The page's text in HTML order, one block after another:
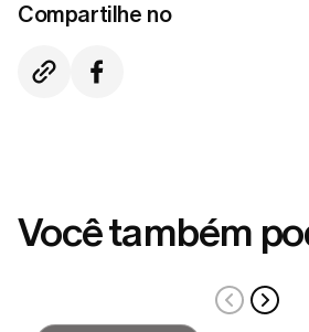
Compartilhe no
Você também